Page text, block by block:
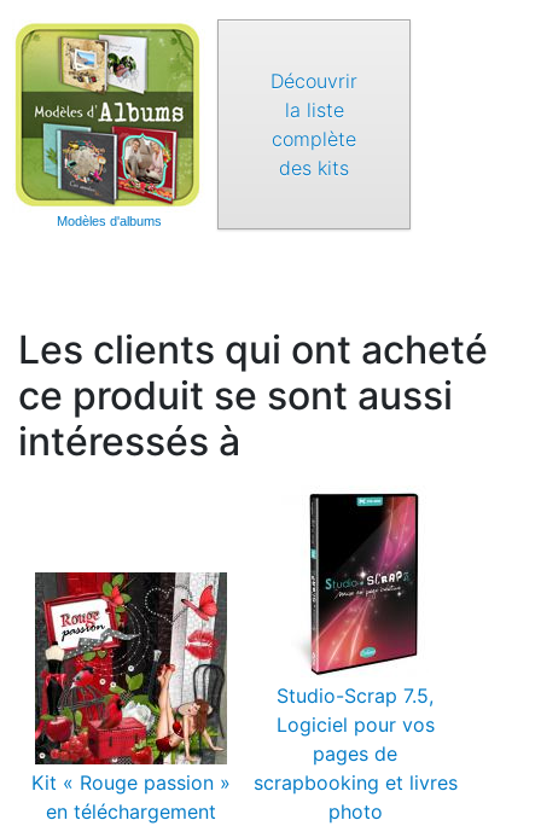
Modèles d'albums
Découvrir
la liste
complète
des kits
Les clients qui ont acheté
ce produit se sont aussi
intéressés à
Kit « Rouge passion »
en téléchargement
Studio-Scrap 7.5,
Logiciel pour vos
pages de
scrapbooking et livres
photo